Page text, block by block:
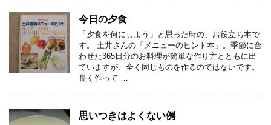
今日の夕食
「夕食を何にしよう」と思った時の、お役立ち本で
す。 土井さんの「メニューのヒント本」。季節に合
わせた365日分のお料理が簡単な作り方とともに出
ていますが、全く同じものを作るのではないです。
長く作って …
思いつきはよくない例